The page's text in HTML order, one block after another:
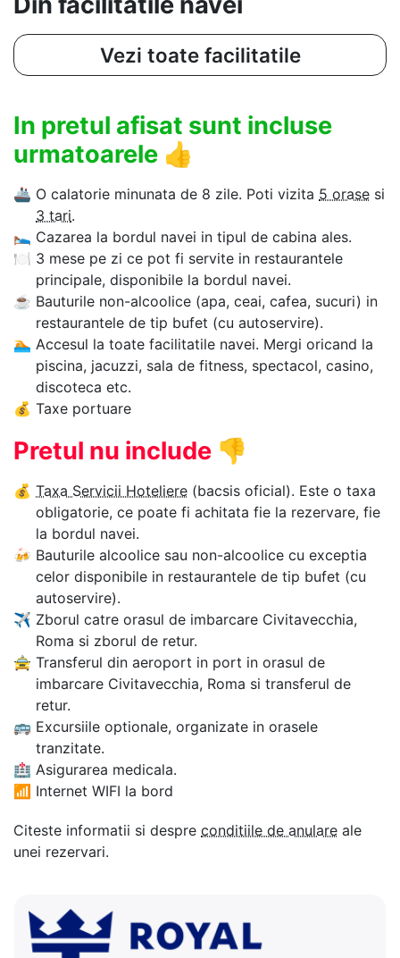
Vezi toate facilitatile
In pretul afisat sunt incluse
urmatoarele 👍
🚢 O calatorie minunata de 8 zile. Poti vizita 5 orase si
3 tari.
🛌 Cazarea la bordul navei in tipul de cabina ales.
🍽 3 mese pe zi ce pot fi servite in restaurantele
principale, disponibile la bordul navei.
☕ Bauturile non-alcoolice (apa, ceai, cafea, sucuri) in
restaurantele de tip bufet (cu autoservire).
🏊‍ Accesul la toate facilitatile navei. Mergi oricand la
piscina, jacuzzi, sala de fitness, spectacol, casino,
discoteca etc.
💰 Taxe portuare
Pretul nu include 👎
💰 Taxa Servicii Hoteliere (bacsis oficial). Este o taxa
obligatorie, ce poate fi achitata fie la rezervare, fie
la bordul navei.
🍻 Bauturile alcoolice sau non-alcoolice cu exceptia
celor disponibile in restaurantele de tip bufet (cu
autoservire).
✈ Zborul catre orasul de imbarcare Civitavecchia,
Roma si zborul de retur.
🚖 Transferul din aeroport in port in orasul de
imbarcare Civitavecchia, Roma si transferul de
retur.
🚌 Excursiile optionale, organizate in orasele
tranzitate.
🏥 Asigurarea medicala.
📶 Internet WIFI la bord
Citeste informatii si despre conditiile de anulare ale
unei rezervari.